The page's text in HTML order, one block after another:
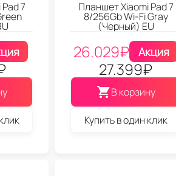
7 Планшет Xiaomi Pad 7
8/256Gb Wi-Fi Gray
(Черный) EU
26.029₽ Акция
27.399₽
В корзину
Купить в один клик